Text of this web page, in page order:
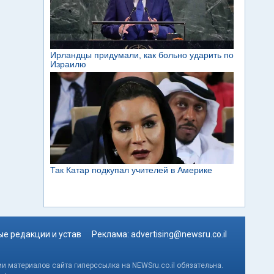
редакции и устав Реклама: advertising@newsru.co.il
сайта гиперссылка на NEWSru.co.il обязательна.